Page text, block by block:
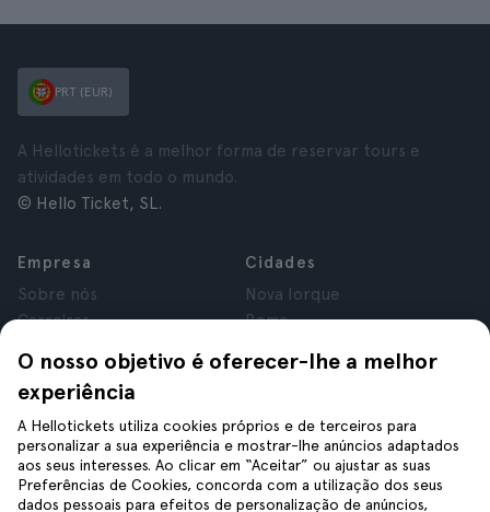
O nosso objetivo é oferecer-lhe a melhor
experiência
A Hellotickets utiliza cookies próprios e de terceiros para
personalizar a sua experiência e mostrar-lhe anúncios adaptados
aos seus interesses. Ao clicar em “Aceitar” ou ajustar as suas
Preferências de Cookies, concorda com a utilização dos seus
dados pessoais para efeitos de personalização de anúncios,
PRT (EUR)
A Hellotickets é a melhor forma de reservar tours e
atividades em todo o mundo.
© Hello Ticket, SL.
Empresa
Sobre nós
Carreiras
Avaliações
Privacidade
Termos e Condições
Aviso Legal
Cookies
Cidades
Nova Iorque
Roma
Londres
Cracóvia
Tenerife